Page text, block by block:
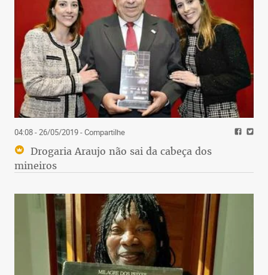
04:08 - 26/05/2019- Compartilhe
Drogaria Araujo não sai da cabeça dos
mineiros